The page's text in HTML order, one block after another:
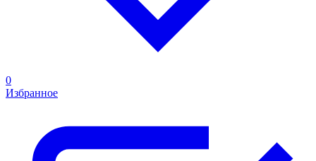
0
Избранное